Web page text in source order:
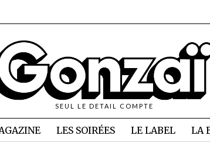
SEUL LE DETAIL COMPTE
LES SOIRÉES LE LABEL LA